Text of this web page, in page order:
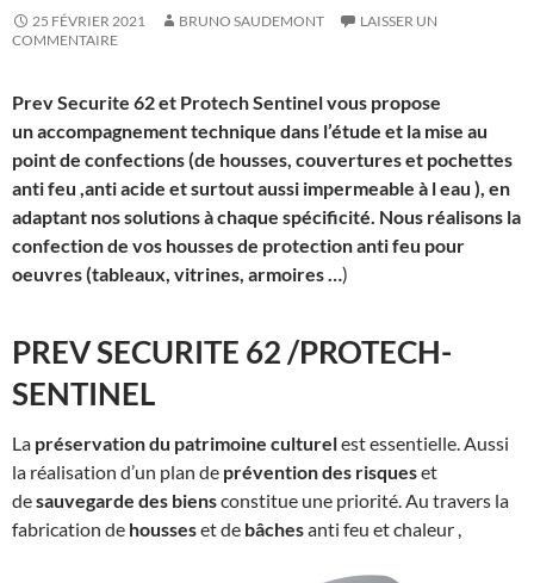
25 FÉVRIER 2021 BRUNO SAUDEMONT
LAISSER UN
COMMENTAIRE
Prev Securite 62 et Protech Sentinel vous propose
un accompagnement technique dans l’étude et la mise au
point de confections (de housses, couvertures et pochettes
anti feu ,anti acide et surtout aussi impermeable à l eau ), en
adaptant nos solutions à chaque spécificité. Nous réalisons la
confection de vos housses de protection anti feu pour
oeuvres (tableaux, vitrines, armoires … )
PREV SECURITE 62 /PROTECH-
SENTINEL
La préservation du patrimoine culturelest essentielle. Aussi
la réalisation d’un plan de prévention des risqueset
desauvegarde des biensconstitue une priorité. Au travers la
fabrication de housseset de bâchesanti feu et chaleur ,